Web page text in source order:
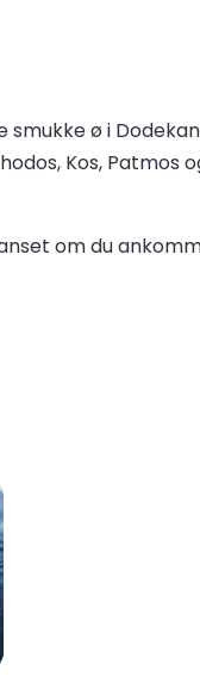
ø i
Kos, Patmos
om du